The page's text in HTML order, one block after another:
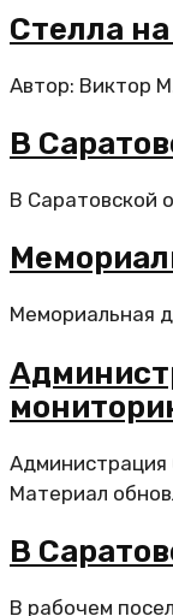
Стелла
Автор: Виктор
В
В Саратовской
Мемориальная
Администрация
Материал
В
В рабочем